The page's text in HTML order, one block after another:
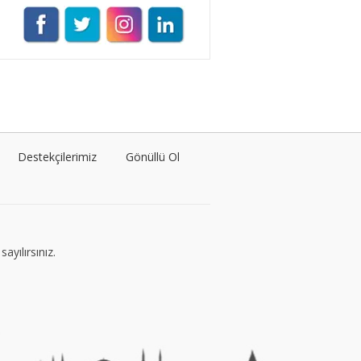
VEGG İstanbul
Naz Kural
Destekçilerimiz
Gönüllü Ol